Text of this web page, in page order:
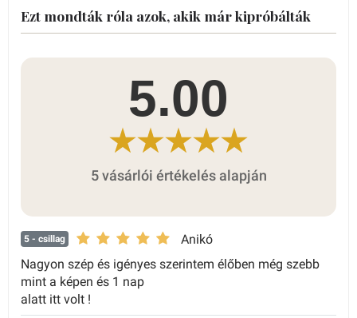
Ezt mondták róla azok, akik már kipróbálták
5.00
5 vásárlói értékelés alapján
5 - csillag
Anikó
Nagyon szép és igényes szerintem élőben még szebb
mint a képen és 1 nap
alatt itt volt !